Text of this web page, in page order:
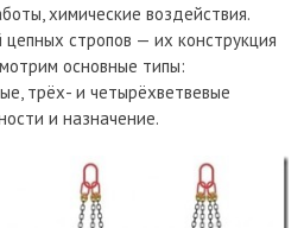
химические воздействия.
стропов — их конструкция
основные типы:
трёх- и четырёхветвевые
и назначение.